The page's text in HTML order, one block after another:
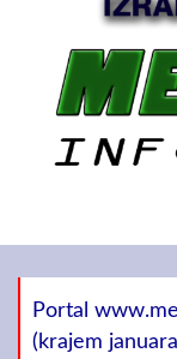
Portal
(krajem